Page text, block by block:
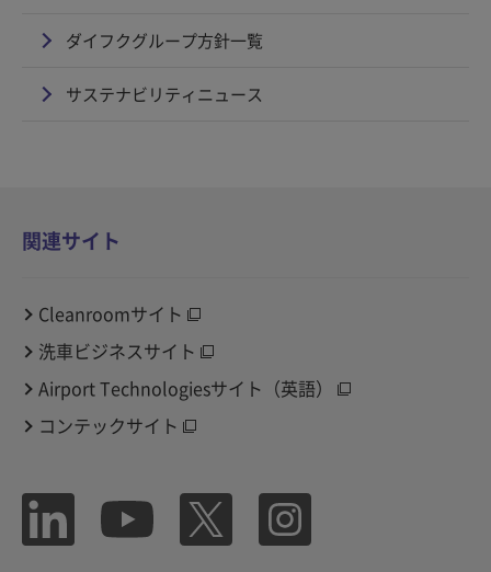
ダイフクグループ方針一覧
サステナビリティニュース
関連サイト
Cleanroomサイト
洗車ビジネスサイト
Airport Technologiesサイト（英語）
コンテックサイト